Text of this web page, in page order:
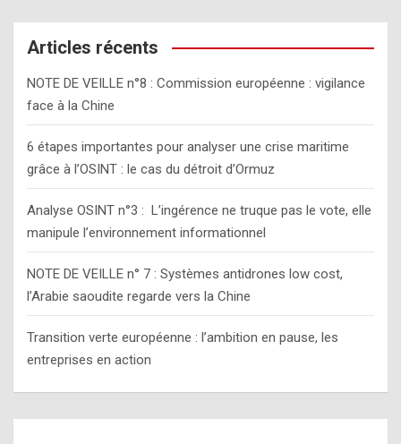
r
c
Articles récents
NOTE DE VEILLE n°8 : Commission européenne : vigilance
face à la Chine
6 étapes importantes pour analyser une crise maritime
grâce à l’OSINT : le cas du détroit d’Ormuz
Analyse OSINT n°3 : L’ingérence ne truque pas le vote, elle
manipule l’environnement informationnel
NOTE DE VEILLE n° 7 : Systèmes antidrones low cost,
l’Arabie saoudite regarde vers la Chine
Transition verte européenne : l’ambition en pause, les
entreprises en action